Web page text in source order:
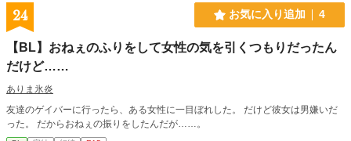
24 お気に入り追加 4
【BL】おねぇのふりをして女性の気を引くつもりだったん
だけど……
ありま氷炎
友達のゲイバーに行ったら、ある女性に一目ぼれした。 だけど彼女は男嫌いだ
った。 だからおねぇの振りをしたんだが……。